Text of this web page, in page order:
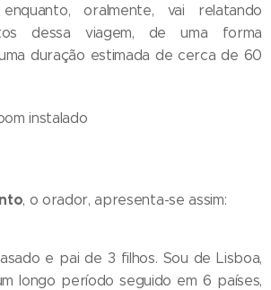
oralmente, vai relatando
dessa viagem, de uma forma
duração estimada de cerca de 60
instalado
, o orador, apresenta-se assim:
e pai de 3 filhos. Sou de Lisboa,
longo período seguido em 6 países,